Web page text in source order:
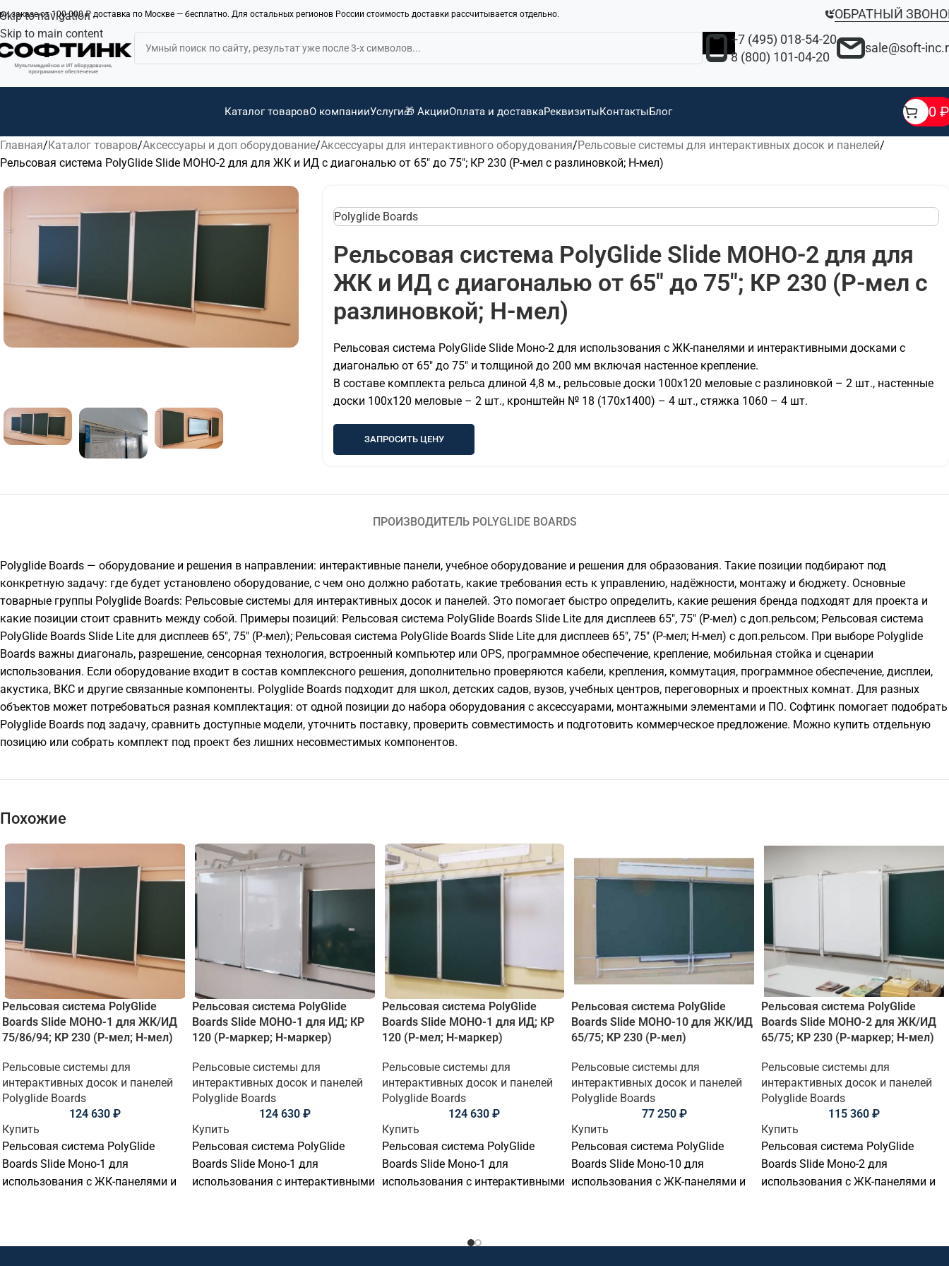
Skip to navigation
Skip to main content
заказе от 100 000 ₽ доставка по Москве — бесплатно. Для остальных регионов России стоимость доставки рассчитывается отдельно.
ОБРАТНЫЙ
+7 (495) 018-54-20
8 (800) 101-04-20
sale@soft-
Каталог товаровО компанииУслуги🎁 АкцииОплата и доставкаРеквизитыКонтактыБлог 0 ₽
Главная Каталог товаров Аксессуары и доп оборудование Аксессуары для интерактивного оборудования Рельсовые системы для интерактивных досок и панелей
Рельсовая система PolyGlide Slide МОНО-2 для для ЖК и ИД с диагональю от 65" до 75"; КР 230 (Р-мел с разлиновкой; Н-мел)
Polyglide Boards
Рельсовая система PolyGlide Slide МОНО-2 для для
ЖК и ИД с диагональю от 65" до 75"; КР 230 (Р-мел с
разлиновкой; Н-мел)
Рельсовая система PolyGlide Slide Моно-2 для использования с ЖК-панелями и интерактивными досками с
диагональю от 65" до 75" и толщиной до 200 мм включая настенное крепление.
В составе комплекта рельса длиной 4,8 м., рельсовые доски 100х120 меловые с разлиновкой – 2 шт., настенные
доски 100х120 меловые – 2 шт., кронштейн № 18 (170х1400) – 4 шт., стяжка 1060 – 4 шт.
ЗАПРОСИТЬ ЦЕНУ
ПРОИЗВОДИТЕЛЬ POLYGLIDE BOARDS
Polyglide Boards — оборудование и решения в направлении: интерактивные панели, учебное оборудование и решения для образования. Такие позиции подбирают под
конкретную задачу: где будет установлено оборудование, с чем оно должно работать, какие требования есть к управлению, надёжности, монтажу и бюджету. Основные
товарные группы Polyglide Boards: Рельсовые системы для интерактивных досок и панелей. Это помогает быстро определить, какие решения бренда подходят для проекта и
какие позиции стоит сравнить между собой. Примеры позиций: Рельсовая система PolyGlide Boards Slide Lite для дисплеев 65", 75" (Р-мел) с доп.рельсом; Рельсовая система
PolyGlide Boards Slide Lite для дисплеев 65", 75" (Р-мел); Рельсовая система PolyGlide Boards Slide Lite для дисплеев 65", 75" (Р-мел; Н-мел) с доп.рельсом. При выборе Polyglide
Boards важны диагональ, разрешение, сенсорная технология, встроенный компьютер или OPS, программное обеспечение, крепление, мобильная стойка и сценарии
использования. Если оборудование входит в состав комплексного решения, дополнительно проверяются кабели, крепления, коммутация, программное обеспечение, дисплеи,
акустика, ВКС и другие связанные компоненты. Polyglide Boards подходит для школ, детских садов, вузов, учебных центров, переговорных и проектных комнат. Для разных
объектов может потребоваться разная комплектация: от одной позиции до набора оборудования с аксессуарами, монтажными элементами и ПО. Софтинк помогает подобрать
Polyglide Boards под задачу, сравнить доступные модели, уточнить поставку, проверить совместимость и подготовить коммерческое предложение. Можно купить отдельную
позицию или собрать комплект под проект без лишних несовместимых компонентов.
Похожие
Рельсовая система PolyGlide
Boards Slide МОНО-1 для ЖК/ИД
75/86/94; КР 230 (Р-мел; Н-мел)
Рельсовые системы для
интерактивных досок и панелей
Polyglide Boards
124 630 ₽
Купить
Рельсовая система PolyGlide
Boards Slide Моно-1 для
использования с ЖК-панелями и
Рельсовая система PolyGlide
Boards Slide МОНО-1 для ИД; КР
120 (Р-маркер; Н-маркер)
Рельсовые системы для
интерактивных досок и панелей
Polyglide Boards
124 630 ₽
Купить
Рельсовая система PolyGlide
Boards Slide Моно-1 для
использования с интерактивными
Рельсовая система PolyGlide
Boards Slide МОНО-1 для ИД; КР
120 (Р-мел; Н-маркер)
Рельсовые системы для
интерактивных досок и панелей
Polyglide Boards
124 630₽
Купить
Рельсовая система PolyGlide
Boards Slide Моно-1 для
использования с интерактивными
Рельсовая система PolyGlide
Boards Slide МОНО-10 для ЖК/ИД
65/75; КР 230 (Р-мел)
Рельсовые системы для
интерактивных досок и панелей
Polyglide Boards
77 250 ₽
Купить
Рельсовая система PolyGlide
Boards Slide Моно-10 для
использования с ЖК-панелями и
Рельсовая система PolyGlide
Boards Slide МОНО-2 для ЖК/ИД
65/75; КР 230 (Р-маркер; Н-мел)
Рельсовые системы для
интерактивных досок и панелей
Polyglide Boards
115 360₽
Купить
Рельсовая система PolyGlide
Boards Slide Моно-2 для
использования с ЖК-панелями и